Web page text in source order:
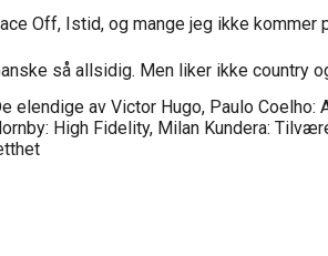
Off, Istid, og mange jeg ikke kommer
så allsidig. Men liker ikke country
elendige av Victor Hugo, Paulo Coelho:
High Fidelity, Milan Kundera: